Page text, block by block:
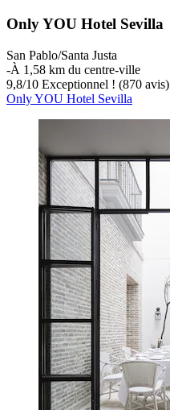
Only YOU Hotel Sevilla
San Pablo/Santa Justa
‐À 1,58 km du centre-ville
9,8/10 Exceptionnel ! (870 avis)
Only YOU Hotel Sevilla